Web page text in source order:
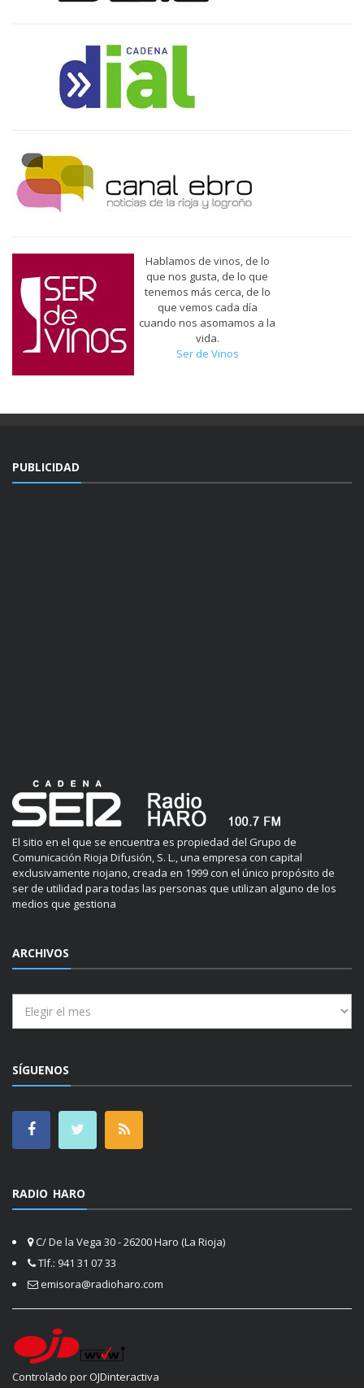
Hablamos de vinos, de lo
que nos gusta, de lo que
tenemos más cerca, de lo
que vemos cada día
cuando nos asomamos a la
vida.
El sitio en el que se encuentra es propiedad del Grupo de
Comunicación Rioja Difusión, S. L., una empresa con capital
exclusivamente riojano, creada en 1999 con el único propósito de
ser de utilidad para todas las personas que utilizan alguno de los
medios que gestiona
Archivos
C/ De la Vega 30 - 26200 Haro (La Rioja)